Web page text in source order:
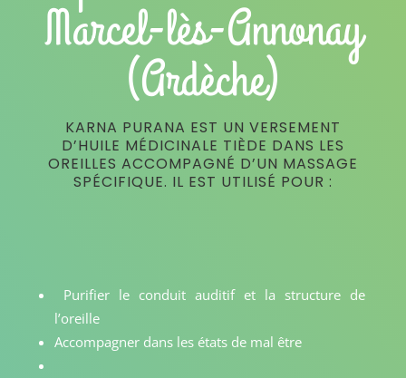
Marcel-lès-Annonay
(Ardèche)
KARNA PURANA EST UN VERSEMENT
D’HUILE MÉDICINALE TIÈDE DANS LES
OREILLES ACCOMPAGNÉ D’UN MASSAGE
SPÉCIFIQUE. IL EST UTILISÉ POUR :
Purifier le conduit auditif et la structure de
l’oreille
Accompagner dans les états de mal être